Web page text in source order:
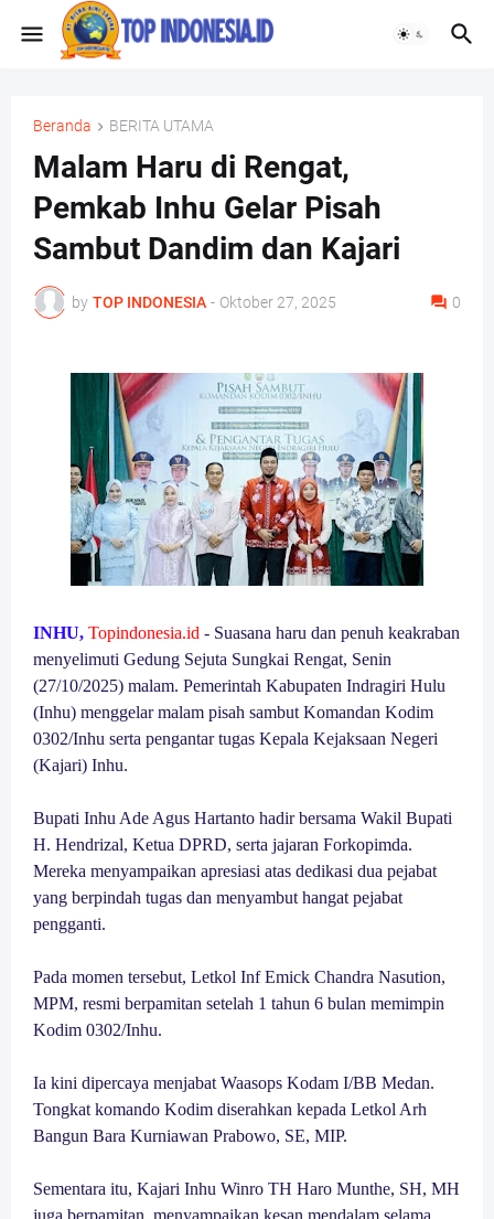
Beranda BERITA UTAMA
Malam Haru di Rengat,
Pemkab Inhu Gelar Pisah
Sambut Dandim dan Kajari
by TOP INDONESIA - Oktober 27, 2025 0
INHU, Topindonesia.id - Suasana haru dan penuh keakraban
menyelimuti Gedung Sejuta Sungkai Rengat, Senin
(27/10/2025) malam. Pemerintah Kabupaten Indragiri Hulu
(Inhu) menggelar malam pisah sambut Komandan Kodim
0302/Inhu serta pengantar tugas Kepala Kejaksaan Negeri
(Kajari) Inhu.
Bupati Inhu Ade Agus Hartanto hadir bersama Wakil Bupati
H. Hendrizal, Ketua DPRD, serta jajaran Forkopimda.
Mereka menyampaikan apresiasi atas dedikasi dua pejabat
yang berpindah tugas dan menyambut hangat pejabat
pengganti.
Pada momen tersebut, Letkol Inf Emick Chandra Nasution,
MPM, resmi berpamitan setelah 1 tahun 6 bulan memimpin
Kodim 0302/Inhu.
Ia kini dipercaya menjabat Waasops Kodam I/BB Medan.
Tongkat komando Kodim diserahkan kepada Letkol Arh
Bangun Bara Kurniawan Prabowo, SE, MIP.
Sementara itu, Kajari Inhu Winro TH Haro Munthe, SH, MH